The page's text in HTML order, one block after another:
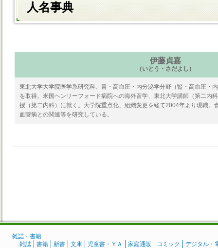
人名事典
伊藤貞嘉
（いとう・さだよし）
東北大学大学院医学系研究科、胃・高血圧・内分泌学分野（腎・高血圧・
を取得。米国ヘンリーフォード病院への海外留学、東北大学講師（第二内
授（第二内科）に就く。大学院重点化、組織変更を経て2004年より現職。
血菅病との関連等を研究している。
雑誌・書籍
雑誌
書籍 新書 文庫 児童書・ＹＡ 家庭通販 コミック デジタル・